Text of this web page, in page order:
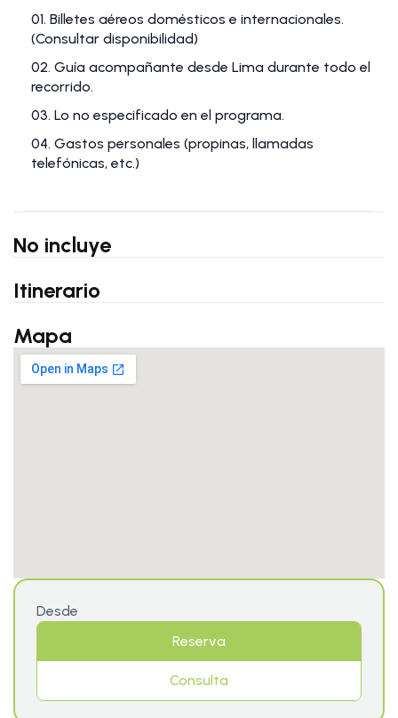
01. Billetes aéreos domésticos e internacionales.
(Consultar disponibilidad)
02. Guía acompañante desde Lima durante todo el
recorrido.
03. Lo no especificado en el programa.
04. Gastos personales (propinas, llamadas
telefónicas, etc.)
No incluye
Itinerario
Mapa
Desde
Reserva
Consulta